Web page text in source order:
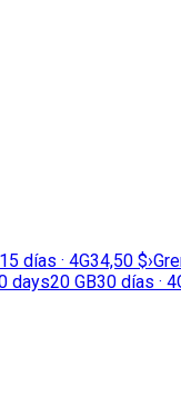
15 días · 4G34,50 $›
days20 GB30 días ·